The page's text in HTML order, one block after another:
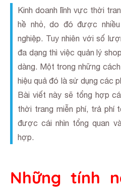
Kinh doanh lĩnh vực thời
hề nhỏ, do đó được
nghiệp. Tuy nhiên với số
đa dạng thì việc quản lý
dàng. Một trong những
hiệu quả đó là sử dụng các
Bài viết này sẽ tổng hợp
thời trang miễn phí, trả phí
được cái nhìn tổng quan
hợp.
Những tính